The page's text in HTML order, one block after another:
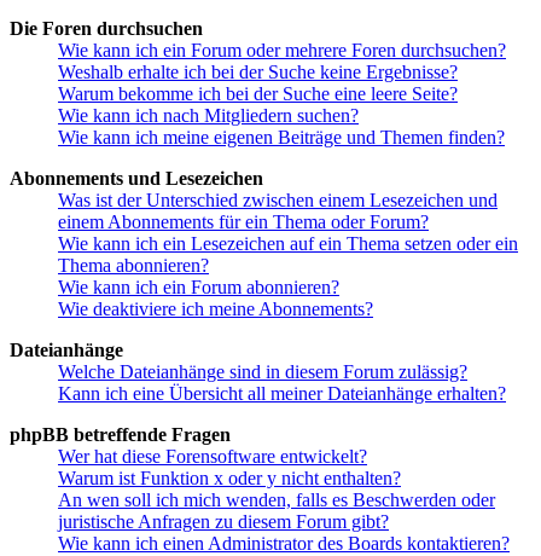
Die Foren durchsuchen
Wie kann ich ein Forum oder mehrere Foren durchsuchen?
Weshalb erhalte ich bei der Suche keine Ergebnisse?
Warum bekomme ich bei der Suche eine leere Seite?
Wie kann ich nach Mitgliedern suchen?
Wie kann ich meine eigenen Beiträge und Themen finden?
Abonnements und Lesezeichen
Was ist der Unterschied zwischen einem Lesezeichen und
einem Abonnements für ein Thema oder Forum?
Wie kann ich ein Lesezeichen auf ein Thema setzen oder ein
Thema abonnieren?
Wie kann ich ein Forum abonnieren?
Wie deaktiviere ich meine Abonnements?
Dateianhänge
Welche Dateianhänge sind in diesem Forum zulässig?
Kann ich eine Übersicht all meiner Dateianhänge erhalten?
phpBB betreffende Fragen
Wer hat diese Forensoftware entwickelt?
Warum ist Funktion x oder y nicht enthalten?
An wen soll ich mich wenden, falls es Beschwerden oder
juristische Anfragen zu diesem Forum gibt?
Wie kann ich einen Administrator des Boards kontaktieren?